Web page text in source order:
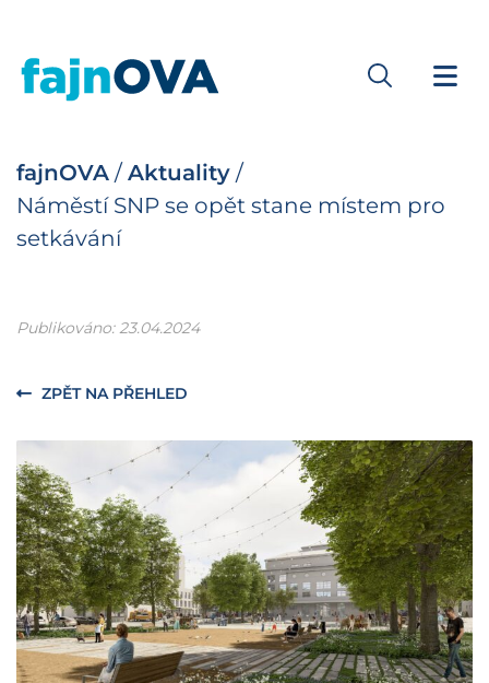
fajnOVA / Aktuality /
Náměstí SNP se opět stane místem pro
setkávání
Publikováno: 23.04.2024
ZPĚT NA PŘEHLED